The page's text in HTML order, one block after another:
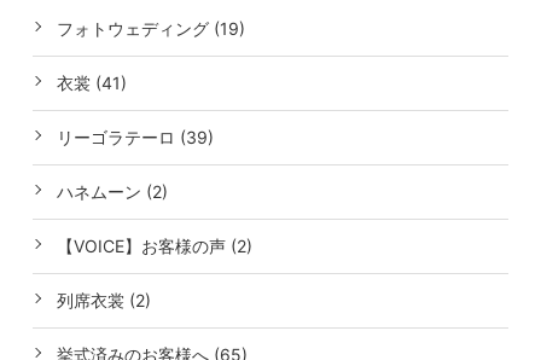
フォトウェディング (19)
衣裳 (41)
リーゴラテーロ (39)
ハネムーン (2)
【VOICE】お客様の声 (2)
列席衣裳 (2)
挙式済みのお客様へ (65)